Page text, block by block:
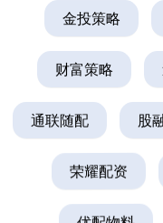
金投策略
财富策略
通联随配 股
荣耀配资